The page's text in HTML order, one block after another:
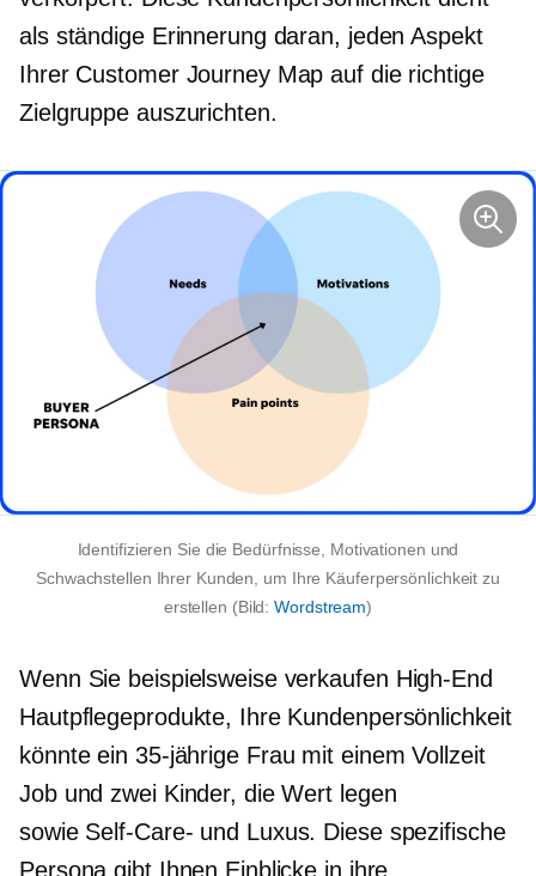
als ständige Erinnerung daran, jeden Aspekt
Ihrer Customer Journey Map auf die richtige
Zielgruppe auszurichten.
Identifizieren Sie die Bedürfnisse, Motivationen und
Schwachstellen Ihrer Kunden, um Ihre Käuferpersönlichkeit zu
erstellen (Bild:Wordstream)
Wenn Sie beispielsweise verkaufen High-End
Hautpflegeprodukte, Ihre Kundenpersönlichkeit
könnte ein 35-jährigeFrau mit einemVollzeit
Job und zwei Kinder, die Wert legen
sowie Self-Care- und Luxus. Diese spezifische
Persona gibt Ihnen Einblicke in ihre